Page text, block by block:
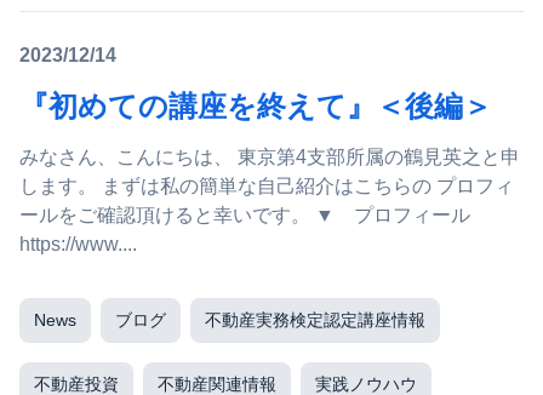
2023/12/14
『初めての講座を終えて』＜後編＞
みなさん、こんにちは、 東京第4支部所属の鶴見英之と申
します。 まずは私の簡単な自己紹介はこちらの プロフィ
ールをご確認頂けると幸いです。 ▼ プロフィール
https://www....
News ブログ 不動産実務検定認定講座情報
不動産投資 不動産関連情報 実践ノウハウ